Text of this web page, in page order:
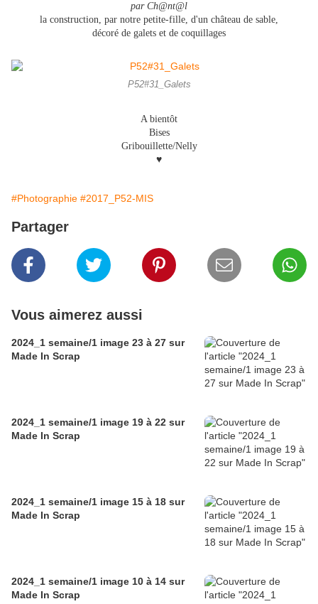
par Ch@nt@l
la construction, par notre petite-fille, d'un château de sable,
décoré de galets et de coquillages
P52#31_Galets
A bientôt
Bises
Gribouillette/Nelly
♥
#Photographie #2017_P52-MIS
Partager
Vous aimerez aussi
2024_1 semaine/1 image 23 à 27 sur
Made In Scrap
2024_1 semaine/1 image 19 à 22 sur
Made In Scrap
2024_1 semaine/1 image 15 à 18 sur
Made In Scrap
2024_1 semaine/1 image 10 à 14 sur
Made In Scrap